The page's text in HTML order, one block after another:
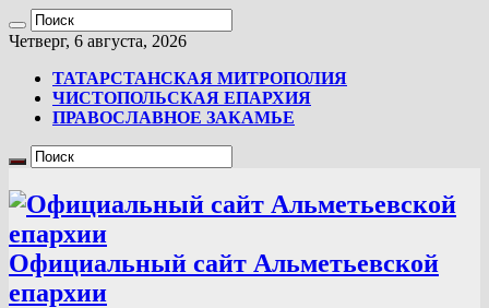
Четверг, 6 августа, 2026
ТАТАРСТАНСКАЯ МИТРОПОЛИЯ
ЧИСТОПОЛЬСКАЯ ЕПАРХИЯ
ПРАВОСЛАВНОЕ ЗАКАМЬЕ
Официальный сайт Альметьевской
епархии